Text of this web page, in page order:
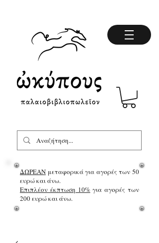
ΔΩΡΕΑΝ μεταφορικά για αγορές των 50
ευρώ και άνω.
Επιπλέον έκπτωση 10%για αγορές των
200 ευρώ και άνω.